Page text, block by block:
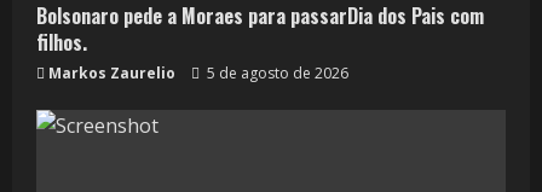
Bolsonaro pede a Moraes para passarDia dos Pais com
filhos.
Markos Zaurelio 5 de agosto de 2026